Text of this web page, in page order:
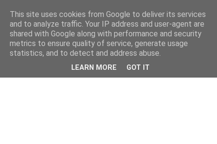
This site uses cookies from Google to deliver its services
and to analyze traffic. Your IP address and user-agent are
shared with Google along with performance and security
metrics to ensure quality of service, generate usage
statistics, and to detect and address abuse.
LEARN MORE GOT IT